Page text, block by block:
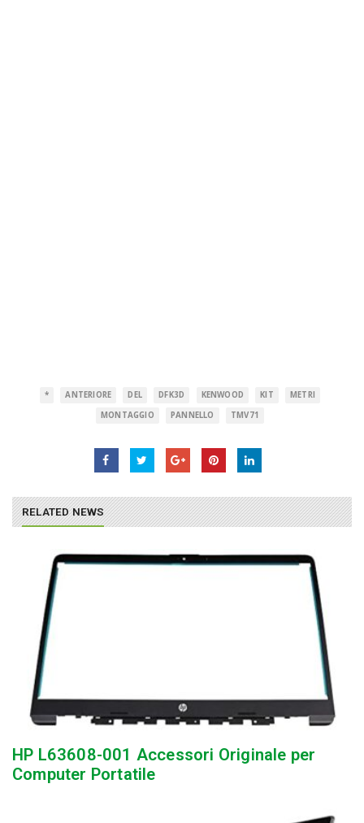
* ANTERIORE DEL DFK3D KENWOOD KIT
METRI
MONTAGGIO
PANNELLO TMV71
RELATED NEWS
HP L63608-001 Accessori Originale per
Computer Portatile